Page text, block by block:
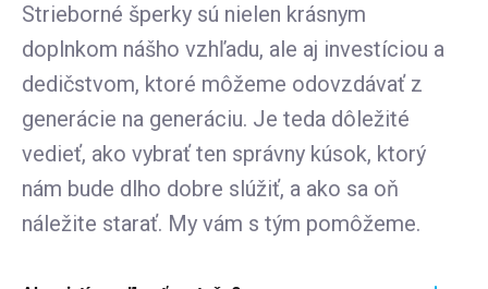
Strieborné šperky sú nielen krásnym
doplnkom nášho vzhľadu, ale aj investíciou a
dedičstvom, ktoré môžeme odovzdávať z
generácie na generáciu. Je teda dôležité
vedieť, ako vybrať ten správny kúsok, ktorý
nám bude dlho dobre slúžiť, a ako sa oň
náležite starať. My vám s tým pomôžeme.